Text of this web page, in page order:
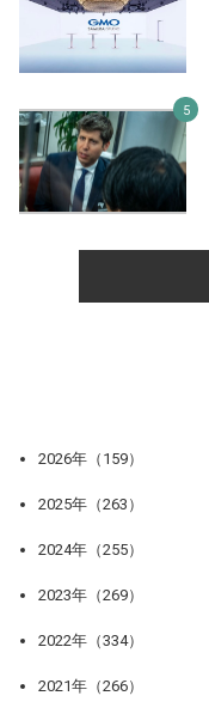
2026年（159）
2025年（263）
2024年（255）
2023年（269）
2022年（334）
2021年（266）